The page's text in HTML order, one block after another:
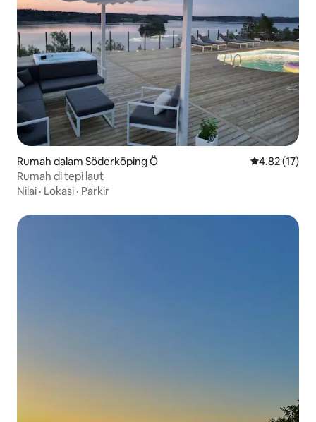
Rumah dalam Söderköping Ö Penarafan
4.82 (17)
Rumah di tepi laut
Nilai · Lokasi · Parkir